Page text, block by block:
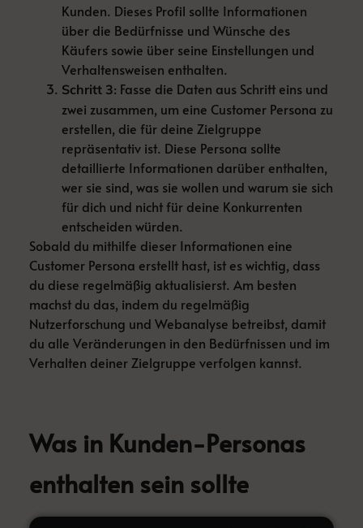
Kunden. Dieses Profil sollte Informationen
über die Bedürfnisse und Wünsche des
Käufers sowie über seine Einstellungen und
Verhaltensweisen enthalten.
Schritt 3: Fasse die Daten aus Schritt eins und
zwei zusammen, um eine Customer Persona zu
erstellen, die für deine Zielgruppe
repräsentativ ist. Diese Persona sollte
detaillierte Informationen darüber enthalten,
wer sie sind, was sie wollen und warum sie sich
für dich und nicht für deine Konkurrenten
entscheiden würden.
Sobald du mithilfe dieser Informationen eine
Customer Persona erstellt hast, ist es wichtig, dass
du diese regelmäßig aktualisierst. Am besten
machst du das, indem du regelmäßig
Nutzerforschung und Webanalyse betreibst, damit
du alle Veränderungen in den Bedürfnissen und im
Verhalten deiner Zielgruppe verfolgen kannst.
Was in Kunden-Personas
enthalten sein sollte